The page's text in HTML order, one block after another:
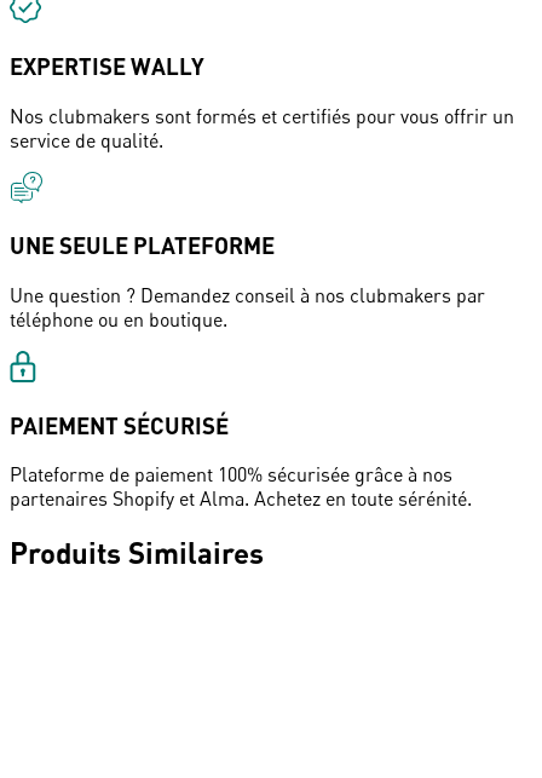
EXPERTISE WALLY
Nos clubmakers sont formés et certifiés pour vous offrir un
service de qualité.
UNE SEULE PLATEFORME
Une question ? Demandez conseil à nos clubmakers par
téléphone ou en boutique.
PAIEMENT SÉCURISÉ
Plateforme de paiement 100% sécurisée grâce à nos
partenaires Shopify et Alma. Achetez en toute sérénité.
Produits Similaires